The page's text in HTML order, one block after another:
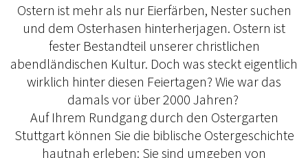
Ostern ist mehr als nur Eierfärben, Nester suchen
und dem Osterhasen hinterherjagen. Ostern ist
fester Bestandteil unserer christlichen
abendländischen Kultur. Doch was steckt eigentlich
wirklich hinter diesen Feiertagen? Wie war das
damals vor über 2000 Jahren?
Auf Ihrem Rundgang durch den Ostergarten
Stuttgart können Sie die biblische Ostergeschichte
hautnah erleben: Sie sind umgeben von